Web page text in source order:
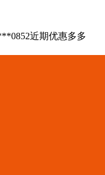
近期优惠多多